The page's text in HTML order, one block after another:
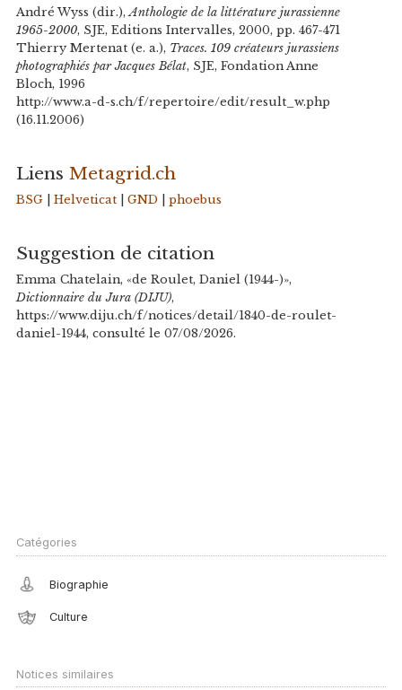
André Wyss (dir.), Anthologie de la littérature jurassienne
1965-2000, SJE, Editions Intervalles, 2000, pp. 467-471
Thierry Mertenat (e. a.), Traces. 109 créateurs jurassiens
photographiés par Jacques Bélat, SJE, Fondation Anne
Bloch, 1996
http://www.a-d-s.ch/f/repertoire/edit/result_w.php
(16.11.2006)
Liens Metagrid.ch
BSG| Helveticat| GND phoebus
Suggestion de citation
Emma Chatelain, «de Roulet, Daniel (1944-)»,
Dictionnaire du Jura (DIJU),
https://www.diju.ch/f/notices/detail/1840-de-roulet-
daniel-1944, consulté le 07/08/2026.
Catégories
Biographie
Culture
Notices similaires